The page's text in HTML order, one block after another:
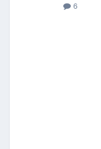
6